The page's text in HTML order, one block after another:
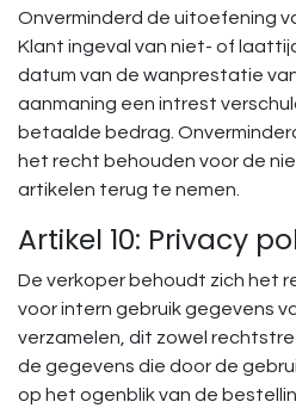
Onverminderd de uitoefening
Klant ingeval van niet- of
datum van de wanprestatie
aanmaning een intrest
betaalde bedrag.
het recht behouden voor de
artikelen terug te nemen.
Artikel 10: Privacy
De verkoper behoudt zich het
voor intern gebruik gegevens
verzamelen, dit zowel
de gegevens die door de
op het ogenblik van de